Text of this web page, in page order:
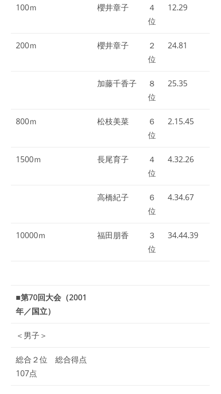
100ｍ 櫻井章子
４
位
12.29
200ｍ 櫻井章子
２
位
24.81
加藤千香子
８
位
25.35
800ｍ 松枝美菜
６
位
2.15.45
1500ｍ 長尾育子
４
位
4.32.26
高橋紀子
６
位
4.34.67
10000ｍ 福田朋香
３
位
34.44.39
■第70回大会（2001
年／国立）
＜男子＞
総合２位 総合得点
107点